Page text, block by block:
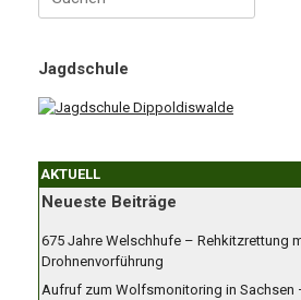
nach:
Jagdschule
AKTUELL
Neueste Beiträge
675 Jahre Welschhufe – Rehkitzrettung
Drohnenvorführung
Aufruf zum Wolfsmonitoring in Sachsen